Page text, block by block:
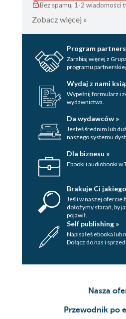
Bez spamu, 1-2 wiadomości
Zobacz więcej »
Program
Zarabiaj więcej z
programu
Wydaj z nami
Wypełnij formularz i
wydawnictwa.
Da wydawców »
Jesteś średnim lub
naszego systemu
Dla biznesu »
Ebooki i audiobooki w
Brakuje Ci
Jeśli w naszej ofercie
dołożymy starań, by
pojawił.
Self publishing »
Napisałeś ebooka lub
Dołącz do nas i
Nasza
Przewodnik po